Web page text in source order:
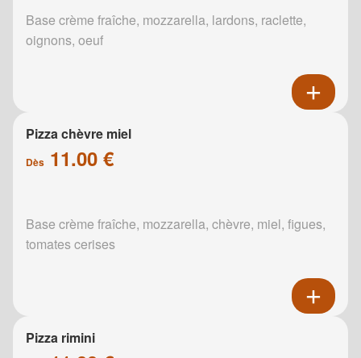
Base crème fraîche, mozzarella, lardons, raclette,
oignons, oeuf
Pizza chèvre miel
Dès 11.00 €
Base crème fraîche, mozzarella, chèvre, miel, figues,
tomates cerises
Pizza rimini